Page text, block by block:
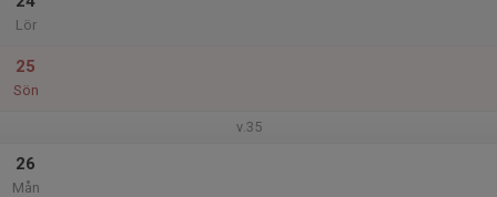
Lör
25
Sön
v.35
26
Mån